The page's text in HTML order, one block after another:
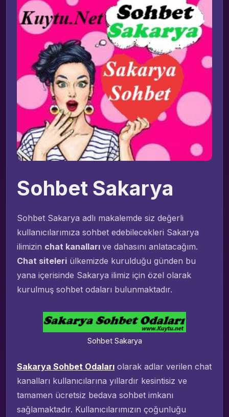
Sohbet Sakarya
Sohbet Sakarya adlı makalemde siz değerli
kullanıcılarımıza sohbet edebilecekleri Sakarya
ilimizin chat kanalları ve dahasını anlatacağım.
Chat siteleri ülkemizde kurulduğu günden bu
yana içerisinde Sakarya ilimiz için özel olarak
kurulmuş sohbet odaları bulunmaktadır.
Sohbet Sakarya
Sakarya Sohbet Odaları olarak adlar verilen chat
kanalları kullanıcılarına yıllardır kesintisiz ve
tamamen ücretsiz bedava sohbet imkanı
sağlamaktadır. Kullanıcılarımızın çoğunluğu